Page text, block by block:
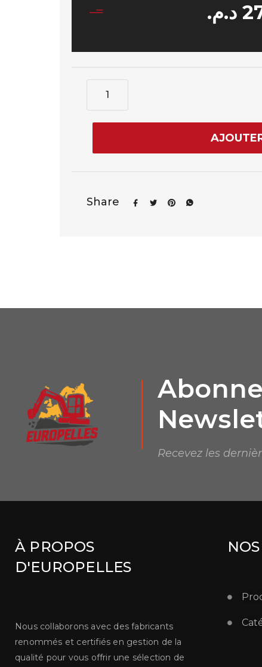
د.م.
Share
Recevez les
À PROPOS
D'EUROPELLES
Nous collaborons avec des fabricants
renommés et certifiés en gestion de la
qualité pour vous offrir une sélection de